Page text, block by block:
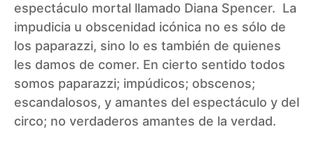
espectáculo mortal llamado Diana Spencer. La
impudicia u obscenidad icónica no es sólo de
los paparazzi, sino lo es también de quienes
les damos de comer. En cierto sentido todos
somos paparazzi; impúdicos; obscenos;
escandalosos, y amantes del espectáculo y del
circo; no verdaderos amantes de la verdad.